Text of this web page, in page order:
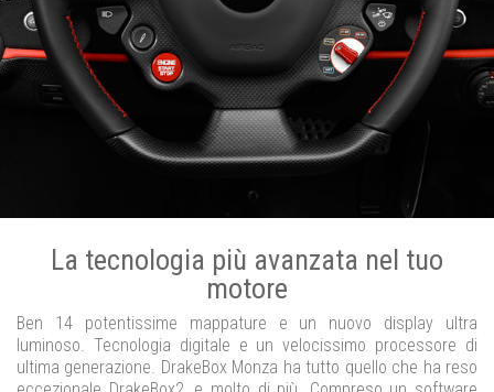
La tecnologia più avanzata nel tuo
motore
Ben 14 potentissime mappature e un nuovo display ultra
luminoso. Tecnologia digitale e un velocissimo processore di
ultima generazione. DrakeBox Monza ha tutto quello che ha reso